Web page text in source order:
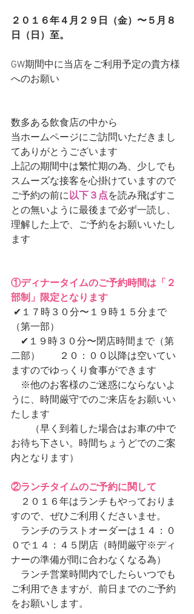
２０１６年４月２９日（金）〜５月８
日（日）至。
GW期間中に当店をご利用予定の貴方様
へのお願い
数多ある飲食店の中から
当ホームページにご訪問いただきまし
てありがとうございます
上記の期間中は繁忙期の為、少しでも
スムーズな接客を心掛けていますので
ご予約の前に以下３点を読み飛ばすこ
との無いように最後まで必ず一読し、
理解した上で、ご予約をお願いいたし
ます
①ディナータイムのご予約時間は「２
部制」限定となります
（第一部）
✔︎１９時３０分〜閉店時間まで（第
二部）　　２０：００以降は空いてい
ますのでゆっくり食事ができます
※他のお客様のご迷惑にならないよ
うに、時間厳守でのご来店をお願いい
たします
（早く到着した場合はお車の中で
お待ち下さい。時間ちょうどでのご案
内となります）
②ランチタイムのご予約に関して
２０１６年はランチもやっておりま
すので、ぜひご利用くださいませ。
ランチのラストオーダーは１４：０
０で１４：４５閉店（時間厳守※ディ
ナーの準備が間に合わなくなる為）
ランチ営業時間内でしたらいつでも
ご利用できますが、前日までのご予約
をお願いします。